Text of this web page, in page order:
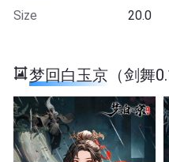
Size
20.0
梦回白玉京（剑舞